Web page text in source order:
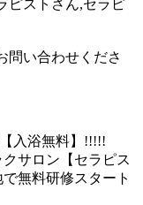
ピストさん,セラピ
問い合わせくださ
入浴無料】!!!!!
サロン【セラピス
無料研修スタート